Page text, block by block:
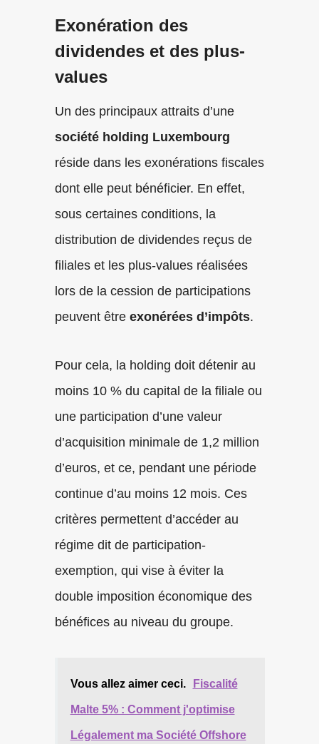
Exonération des
dividendes et des plus-
values
Un des principaux attraits d’une
société holding Luxembourg
réside dans les exonérations fiscales
dont elle peut bénéficier. En effet,
sous certaines conditions, la
distribution de dividendes reçus de
filiales et les plus-values réalisées
lors de la cession de participations
peuvent être exonérées d’impôts.
Pour cela, la holding doit détenir au
moins 10 % du capital de la filiale ou
une participation d’une valeur
d’acquisition minimale de 1,2 million
d’euros, et ce, pendant une période
continue d’au moins 12 mois. Ces
critères permettent d’accéder au
régime dit de participation-
exemption, qui vise à éviter la
double imposition économique des
bénéfices au niveau du groupe.
Vous allez aimer ceci. Fiscalité
Malte 5% : Comment j'optimise
Légalement ma Société Offshore